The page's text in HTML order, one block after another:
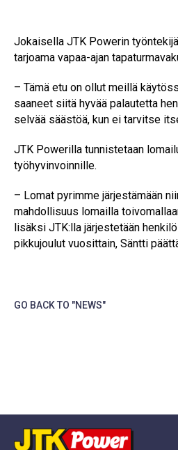
Jokaisella JTK Powerin
tarjoama vapaa-ajan
– Tämä etu on ollut meillä
saaneet siitä hyvää palautetta
selvää säästöä, kun ei tarvitse
JTK Powerilla tunnistetaan
työhyvinvoinnille.
– Lomat pyrimme järjestämään
mahdollisuus lomailla
lisäksi JTK:lla järjestetään
pikkujoulut vuosittain, Säntti
GO BACK TO "NEWS"